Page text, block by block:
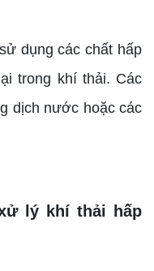
dụng các chất hấp
trong khí thải. Các
dịch nước hoặc các
lý khí thải hấp